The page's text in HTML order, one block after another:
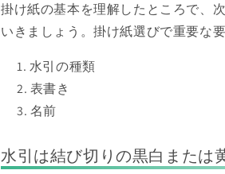
掛け紙の基本を理解したところで、
いきましょう。掛け紙選びで重要な
水引の種類
表書き
名前
水引は結び切りの黒白または